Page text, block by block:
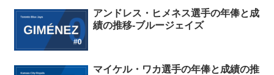
アンドレス・ヒメネス選手の年俸と成
績の推移-ブルージェイズ
マイケル・ワカ選手の年俸と成績の推